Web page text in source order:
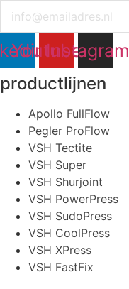
waterleidingsprinkler
meer info
YoutubeInstagram
productlijnen
Apollo FullFlow
Pegler ProFlow
VSH Tectite
VSH Super
VSH Shurjoint
VSH PowerPress
VSH SudoPress
VSH CoolPress
VSH XPress
VSH FastFix